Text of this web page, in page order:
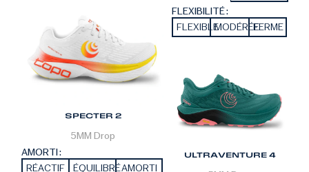
SPECTER 2
5MM Drop
AMORTI :
RÉACTIF
ÉQUILIBRÉAMORTI
FLEXIBILITÉ :
FLEXIBLEMODÉRÉEFERME
ULTRAVENTURE 4